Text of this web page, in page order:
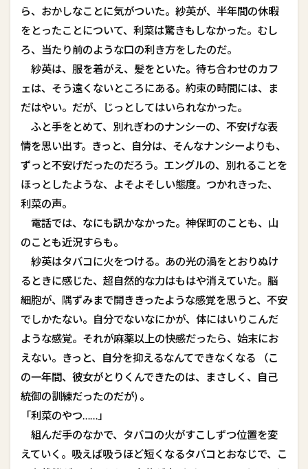
ら、おかしなことに気がついた。紗英が、半年間の休暇
をとったことについて、利菜は驚きもしなかった。むし
ろ、当たり前のような口の利き方をしたのだ。
紗英は、服を着がえ、髪をといた。待ち合わせのカフ
ェは、そう遠くないところにある。約束の時間には、ま
だはやい。だが、じっとしてはいられなかった。
ふと手をとめて、別れぎわのナンシーの、不安げな表
情を思い出す。きっと、自分は、そんなナンシーよりも、
ずっと不安げだったのだろう。エングルの、別れることを
ほっとしたような、よそよそしい態度。つかれきった、
利菜の声。
電話では、なにも訊かなかった。神保町のことも、山
のことも――近況すらも。
紗英はタバコに火をつける。あの光の渦をとおりぬけ
るときに感じた、超自然的な力はもはや消えていた。脳
細胞が、隅ずみまで開ききったような感覚を思うと、不安
でしかたない。自分でないなにかが、体にはいりこんだ
ような感覚。それが麻薬以上の快感だったら、始末にお
えない。きっと、自分を抑えるなんてできなくなる （こ
の一年間、彼女がとりくんできたのは、まさしく、自己
統御の訓練だったのだが) 。
「利菜のやつ……」
組んだ手のなかで、タバコの火がすこしずつ位置を変
えていく。吸えば吸うほど短くなるタバコとおなじで、こ